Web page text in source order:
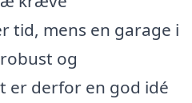
tid, mens en garage i
og
er derfor en god idé